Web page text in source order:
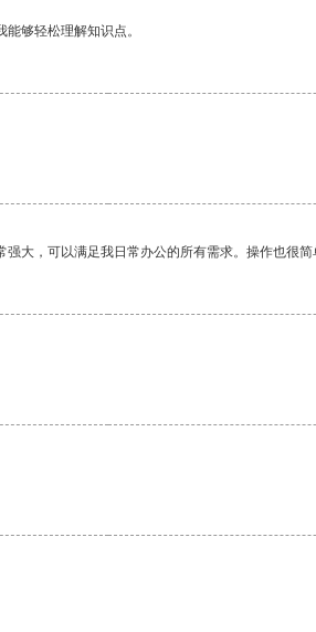
够轻松理解知识点。
大，可以满足我日常办公的所有需求。操作也很简